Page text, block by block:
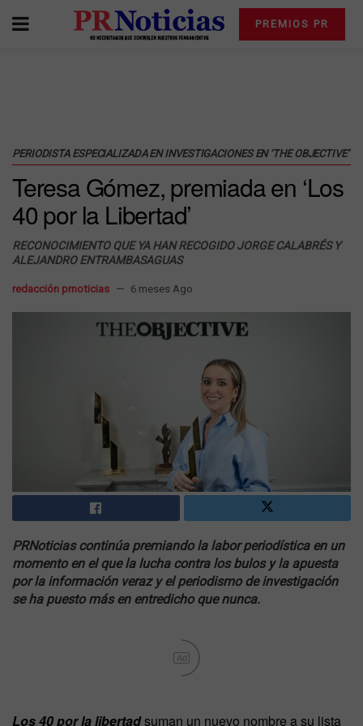
PREMIOS PR
PERIODISTA ESPECIALIZADA EN INVESTIGACIONES EN ‘THE OBJECTIVE’
Teresa Gómez, premiada en ‘Los
40 por la Libertad’
RECONOCIMIENTO QUE YA HAN RECOGIDO JORGE CALABRÉS Y
ALEJANDRO ENTRAMBASAGUAS
redacción prnoticias 6 meses Ago
PRNoticias continúa premiando la labor periodística en un
momento en el que la lucha contra los bulos y la apuesta
por la información veraz y el periodismo de investigación
se ha puesto más en entredicho que nunca.
Ad
Los 40 por la libertadsuman un nuevo nombre a su lista